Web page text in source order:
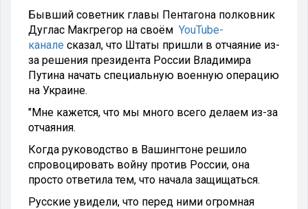
Бывший советник главы Пентагона полковник
Дуглас Макгрегор на своём YouTube-
канале сказал, что Штаты пришли в отчаяние из-
за решения президента России Владимира
Путина начать специальную военную операцию
на Украине.
"Мне кажется, что мы много всего делаем из-за
отчаяния.
Когда руководство в Вашингтоне решило
спровоцировать войну против России, она
просто ответила тем, что начала защищаться.
Русские увидели, что перед ними огромная